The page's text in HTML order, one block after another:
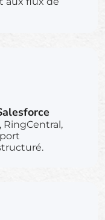
RingCentral,